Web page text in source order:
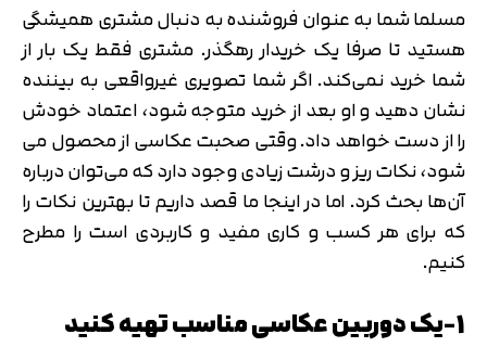
مسلما شما به عنوان فروشنده به دنبال مشتری همیشگی
هستید تا صرفا یک خریدار رهگذر. مشتری فقط یک بار از
شما خرید نمی‌کند. اگر شما تصویری غیرواقعی به بیننده
نشان دهید و او بعد از خرید متوجه شود، اعتماد خودش
را از دست خواهد داد. وقتی صحبت عکاسی از محصول می
شود، نکات ریز و درشت زیادی وجود دارد که می‌توان درباره
آن‌ها بحث کرد. اما در اینجا ما قصد داریم تا بهترین نکات را
که برای هر کسب و کاری مفید و کاربردی است را مطرح
کنیم.
1-یک دوربین عکاسی مناسب تهیه کنید